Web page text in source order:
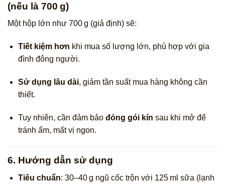
(nếu là 700 g)
Một hộp lớn như 700 g (giả định) sẽ:
Tiết kiệm hơn khi mua số lượng lớn, phù hợp với gia
đình đông người.
Sử dụng lâu dài, giảm tần suất mua hàng không cần
thiết.
Tuy nhiên, cần đảm bảo đóng gói kín sau khi mở để
tránh ẩm, mất vị ngon.
6. Hướng dẫn sử dụng
Tiêu chuẩn: 30–40 g ngũ cốc trộn với 125 ml sữa (lạnh